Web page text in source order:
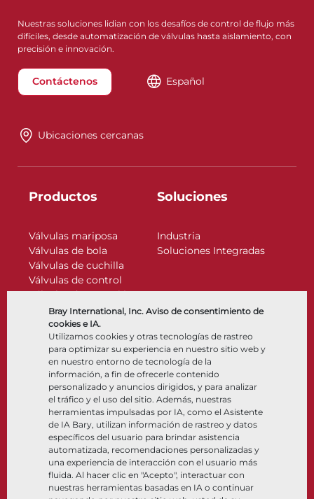
Bray International, Inc. Aviso de consentimiento de
cookies e IA.
Utilizamos cookies y otras tecnologías de rastreo
para optimizar su experiencia en nuestro sitio web y
en nuestro entorno de tecnología de la
información, a fin de ofrecerle contenido
personalizado y anuncios dirigidos, y para analizar
el tráfico y el uso del sitio. Además, nuestras
herramientas impulsadas por IA, como el Asistente
de IA Bary, utilizan información de rastreo y datos
específicos del usuario para brindar asistencia
automatizada, recomendaciones personalizadas y
una experiencia de interacción con el usuario más
fluida. Al hacer clic en "Acepto", interactuar con
nuestras herramientas basadas en IA o continuar
Nuestras soluciones lidian con los desafíos de control de flujo más
difíciles, desde automatización de válvulas hasta aislamiento, con
precisión e innovación.
Contáctenos Español
Ubicaciones cercanas
Productos
Válvulas mariposa
Válvulas de bola
Válvulas de cuchilla
Válvulas de control
Válvulas de retención
Actuadores
Accesorios de control
Criogénico
Soluciones
Industria
Soluciones Integradas
Compañía
Nosotros
Ubicaciones
Asociación
Sostenibilidad
Portal del cliente
Recursos
Documentos
Centro de información
Software
Selección de materiales